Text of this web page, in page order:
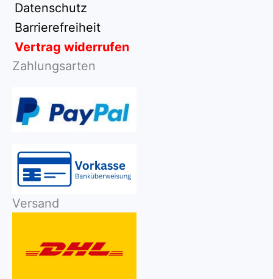
Datenschutz
Barrierefreiheit
Vertrag widerrufen
Zahlungsarten
Versand